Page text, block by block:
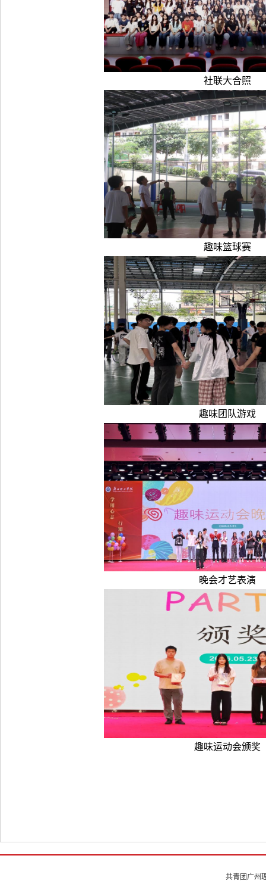
社联大合照
趣味篮球赛
趣味团队游戏
晚会才艺表演
趣味运动会颁奖
共青团广州